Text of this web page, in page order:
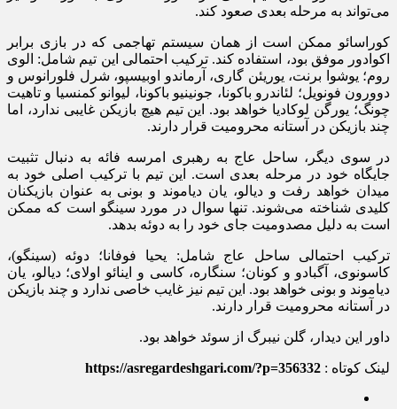
می‌تواند به مرحله بعدی صعود کند.
کوراسائو ممکن است از همان سیستم تهاجمی که در بازی برابر
اکوادور موفق بود، استفاده کند. ترکیب احتمالی این تیم شامل: الوی
روم؛ یوشوا برنت، یوریئن گاری، آرماندو اوبیسپو، شرل فلورانوس و
دوورون فونویل؛ لئاندرو باکونا، جونینیو باکونا، لیوانو کمنسیا و تاهیت
چونگ؛ یورگن لوکادیا خواهد بود. این تیم هیچ بازیکن غایبی ندارد، اما
چند بازیکن در آستانه محرومیت قرار دارند.
در سوی دیگر، ساحل عاج به رهبری امرسه فائه به دنبال تثبیت
جایگاه خود در مرحله بعدی است. این تیم با ترکیب اصلی خود به
میدان خواهد رفت و دیالو، یان دیاموند و بونی به عنوان بازیکنان
کلیدی شناخته می‌شوند. تنها سوال در مورد سینگو است که ممکن
است به دلیل مصدومیت جای خود را به دوئه بدهد.
ترکیب احتمالی ساحل عاج شامل: یحیا فوفانا؛ دوئه (سینگو)،
کاسونوی، آگبادو و کونان؛ سنگاره، کاسی و اینائو اولای؛ دیالو، یان
دیاموند و بونی خواهد بود. این تیم نیز غایب خاصی ندارد و چند بازیکن
در آستانه محرومیت قرار دارند.
داور این دیدار، گلن نیبرگ از سوئد خواهد بود.
لینک کوتاه : https://asregardeshgari.com/?p=356332